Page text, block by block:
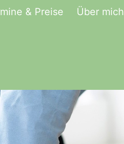
& Preise Über mich